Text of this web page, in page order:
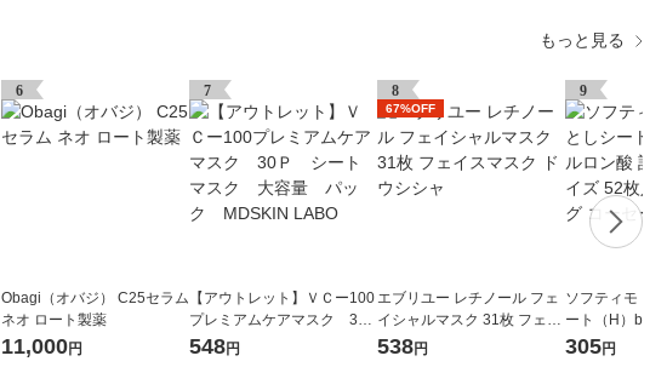
もっと見る
6
Obagi（オバジ） C25セラム
ネオ ロート製薬
11,000円
7
【アウトレット】ＶＣー100
プレミアムケアマスク 30
Ｐ シートマスク 大容
548円
8
67%OFF
エブリユー レチノール フェ
イシャルマスク 31枚 フェイ
スマスク ドウシシャ
538円
9
ソフティモ メ
ート（H）b ヒ
替 大きめサイ
305円